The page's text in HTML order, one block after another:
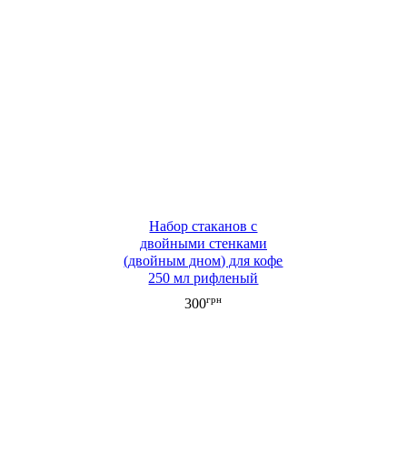
Набор стаканов с
двойными стенками
(двойным дном) для кофе
250 мл рифленый
300грн